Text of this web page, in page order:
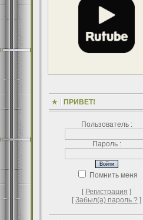
ПРИВЕТ!
Пользователь :
Пароль :
Помнить меня
[ Регистрация ]
[Забыл(а) пароль ? ]